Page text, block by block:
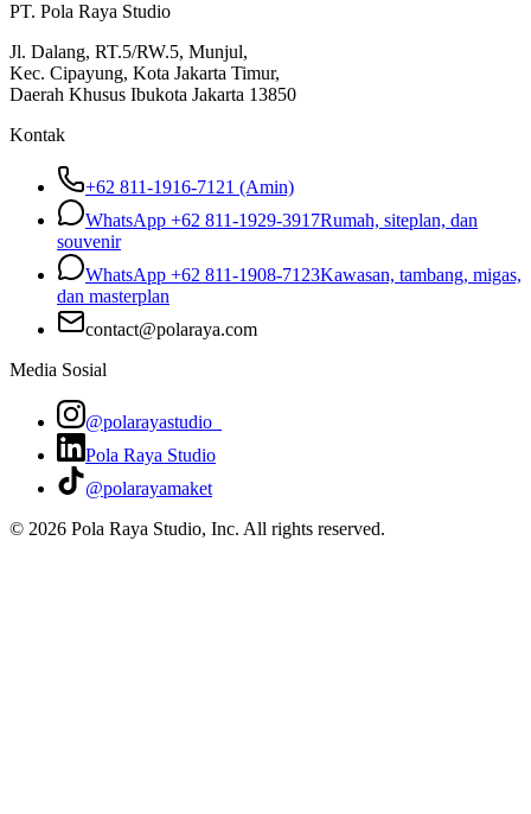
PT. Pola Raya Studio
Jl. Dalang, RT.5/RW.5, Munjul,
Kec. Cipayung, Kota Jakarta Timur,
Daerah Khusus Ibukota Jakarta 13850
Kontak
+62 811-1916-7121 (Amin)
WhatsApp +62 811-1929-3917Rumah, siteplan, dan
souvenir
WhatsApp +62 811-1908-7123Kawasan, tambang, migas,
dan masterplan
contact@polaraya.com
Media Sosial
@polarayastudio_
Pola Raya Studio
@polarayamaket
© 2026 Pola Raya Studio, Inc. All rights reserved.